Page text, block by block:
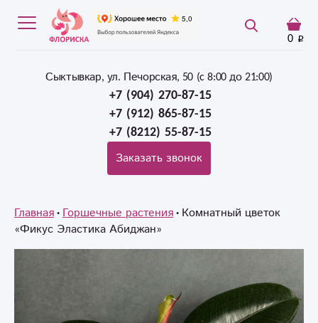
0
Сыктывкар, ул. Печорская, 50 (c 8:00 до 21:00)
+7 (904) 270-87-15
+7 (912) 865-87-15
+7 (8212) 55-87-15
Заказать звонок
Главная Горшечные растения Комнатный цветок
«Фикус Эластика Абиджан»